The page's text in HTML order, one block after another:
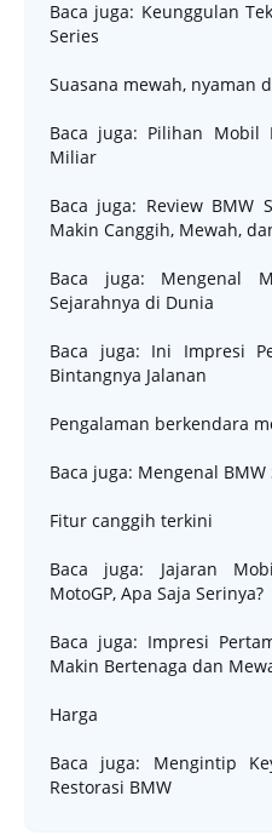
Baca juga: Keunggulan
Series
Suasana mewah, nyaman
Baca juga: Pilihan Mobil
Miliar
Baca juga: Review BMW
Makin Canggih, Mewah,
Baca juga: Mengenal
Sejarahnya di Dunia
Baca juga: Ini Impresi
Bintangnya Jalanan
Pengalaman berkendara
Baca juga: Mengenal
Fitur canggih terkini
Baca juga: Jajaran
MotoGP, Apa Saja Serinya?
Baca juga: Impresi
Makin Bertenaga dan
Harga
Baca juga: Mengintip
Restorasi BMW